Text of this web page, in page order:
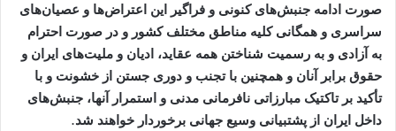
صورت ادامه جنبش‌های کنونی و فراگیر این اعتراض‌ها و عصیان‌های
سراسری و همگانی کلیه مناطق مختلف کشور و در صورت احترام
به آزادی و به رسمیت شناختن همه عقاید، ادیان و ملیت‌های ایران و
حقوق برابر آنان و همچنین با تجنب و دوری جستن از خشونت و با
تأکید بر تاکتیک مبارزاتی نافرمانی مدنی و استمرار آنها، جنبش‌های
داخل ایران از پشتبیانی وسیع جهانی برخوردار خواهند شد.